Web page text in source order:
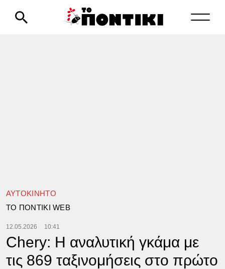
ΑΥΤΟΚΙΝΗΤΟ
TΟ ΠΟΝΤΙΚΙ WEB
12.05.2026 10:41
Chery: Η αναλυτική γκάμα με
τις 869 ταξινομήσεις στο πρώτο